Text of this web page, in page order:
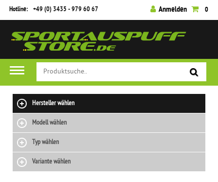
Hotline: +49 (0) 3435 - 979 60 67 Anmelden 0
Hersteller wählen
Modell wählen
Typ wählen
Variante wählen